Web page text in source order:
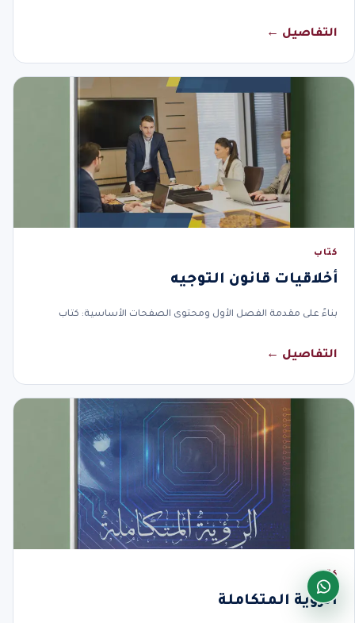
التفاصيل ←
كتاب
أخلاقيات قانون التوجيه
بناءً على مقدمة الفصل الأول ومحتوى الصفحات الأساسية: كتاب
التفاصيل ←
كتاب
الرؤية المتكاملة